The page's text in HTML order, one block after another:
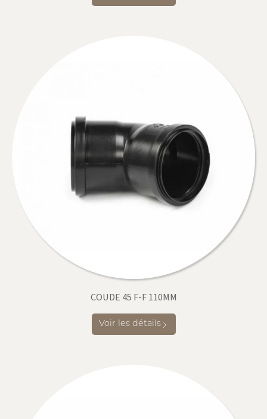
COUDE 45 F-F 110MM
Voir les détails